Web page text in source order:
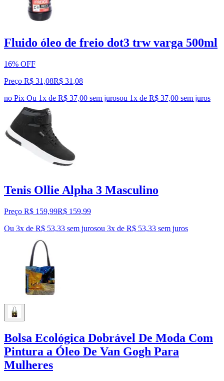
Fluido óleo de freio dot3 trw varga 500ml
16% OFF
Preço R$ 31,08R$ 31 ,08
no Pix Ou 1x de R$ 37,00 sem jurosou 1x de R$ 37,00 sem juros
Tenis Ollie Alpha 3 Masculino
Preço R$ 159,99R$ 159,99
Ou 3x de R$ 53,33 sem jurosou 3x de R$ 53,33 sem juros
Bolsa Ecológica Dobrável De Moda Com
Pintura a Óleo De Van Gogh Para
Mulheres